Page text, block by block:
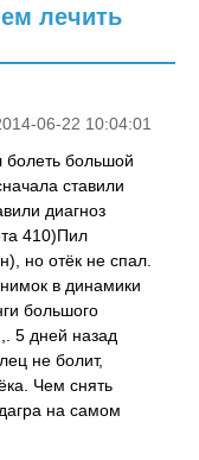
лечить
06-22 10:04:01
болеть большой
ставили
диагноз
410)Пил
но отёк не спал.
в динамики
большого
5 дней назад
не болит,
Чем снять
на самом